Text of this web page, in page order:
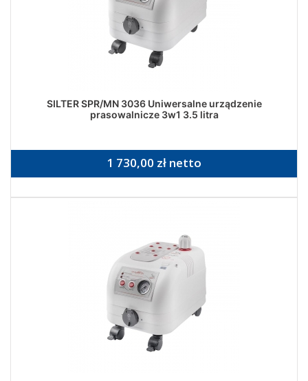
SILTER SPR/MN 3036 Uniwersalne urządzenie
prasowalnicze 3w1 3.5 litra
1 730,00 zł netto